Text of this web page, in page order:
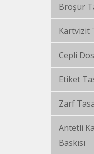
Broşür
Kartvizit
Cepli
Etiket
Zarf
Antetli
Baskısı